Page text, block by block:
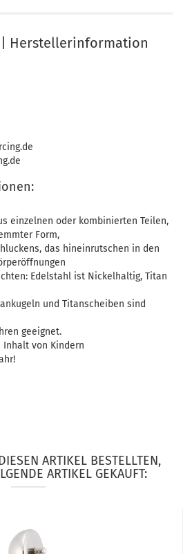
Herstellerinformation
einzelnen oder kombinierten Teilen,
Form,
das hineinrutschen in den
Edelstahl ist Nickelhaltig, Titan
und Titanscheiben sind
geeignet.
Inhalt von Kindern
ARTIKEL BESTELLTEN,
ARTIKEL GEKAUFT: